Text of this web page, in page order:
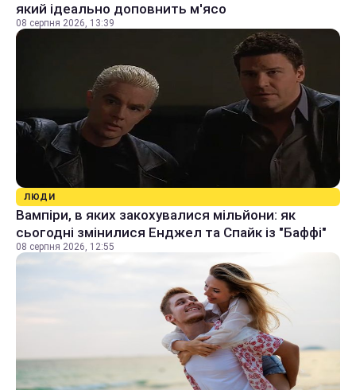
який ідеально доповнить м'ясо
08 серпня 2026, 13:39
ЛЮДИ
Вампіри, в яких закохувалися мільйони: як
сьогодні змінилися Енджел та Спайк із "Баффі"
08 серпня 2026, 12:55